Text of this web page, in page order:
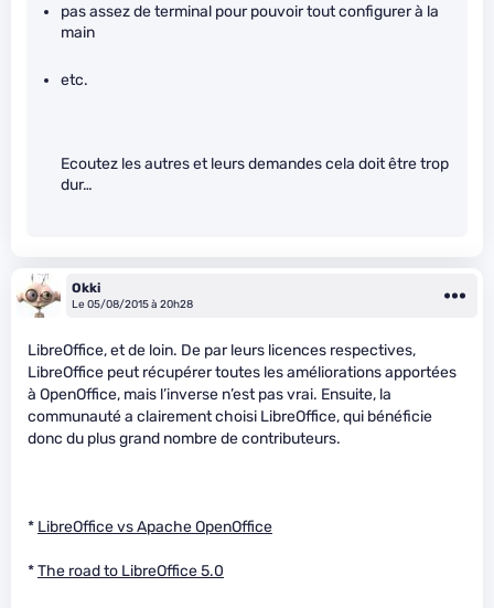
pas assez de terminal pour pouvoir tout configurer à la
main
etc.
Ecoutez les autres et leurs demandes cela doit être trop
dur…
Okki
Le 05/08/2015 à 20h28
LibreOffice, et de loin. De par leurs licences respectives,
LibreOffice peut récupérer toutes les améliorations apportées
à OpenOffice, mais l’inverse n’est pas vrai. Ensuite, la
communauté a clairement choisi LibreOffice, qui bénéficie
donc du plus grand nombre de contributeurs.
* LibreOffice vs Apache OpenOffice
*The road to LibreOffice 5.0